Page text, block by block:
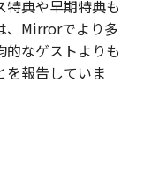
典や早期特典も
、Mirrorでより多
的なゲストよりも
を報告していま